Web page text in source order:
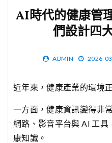
AI時代的健康管
們設計四
ADMIN 2026-
近年來，健康產業的環境
一方面，健康資訊變得非
網路、影音平台與 AI 工
康知識。